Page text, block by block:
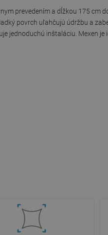
prevedením a dĺžkou 175 cm
povrch uľahčujú údržbu a
jednoduchú inštaláciu. Mexen